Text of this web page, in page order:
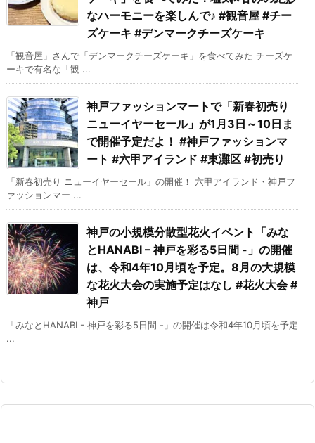
なハーモニーを楽しんで♪ #観音屋 #チー
ズケーキ #デンマークチーズケーキ
「観音屋」さんで「デンマークチーズケーキ」を食べてみた チーズケ
ーキで有名な「観 ...
神戸ファッションマートで「新春初売り
ニューイヤーセール」が1月3日～10日ま
で開催予定だよ！ #神戸ファッションマ
ート #六甲アイランド #東灘区 #初売り
「新春初売り ニューイヤーセール」の開催！ 六甲アイランド・神戸フ
ァッションマー ...
神戸の小規模分散型花火イベント「みな
とHANABI – 神戸を彩る5日間 -」の開催
は、令和4年10月頃を予定。8月の大規模
な花火大会の実施予定はなし #花火大会 #
神戸
「みなとHANABI - 神戸を彩る5日間 -」の開催は令和4年10月頃を予定
...